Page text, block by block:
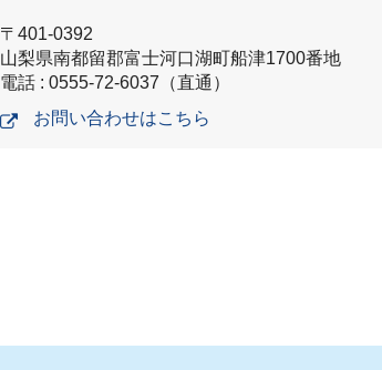
〒401-0392
山梨県南都留郡富士河口湖町船津1700番地
電話 : 0555-72-6037（直通）
お問い合わせはこちら